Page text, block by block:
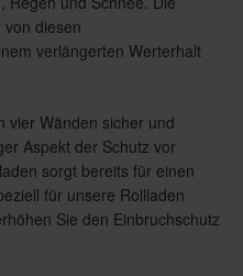
diesen
verlängerten Werterhalt
vier Wänden sicher und
Aspekt der Schutz vor
sorgt bereits für einen
für unsere Rollladen
Sie den Einbruchschutz